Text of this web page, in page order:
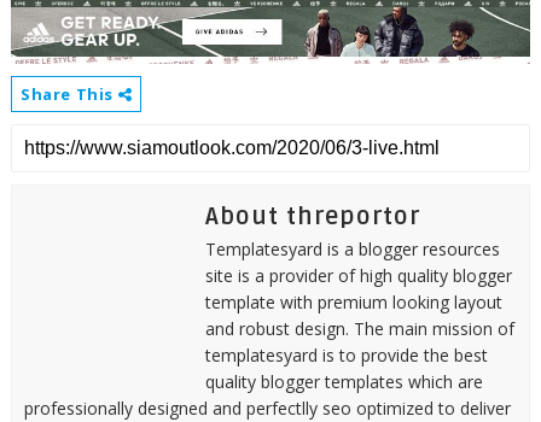
Share This
About threportor
Templatesyard is a blogger resources
site is a provider of high quality blogger
template with premium looking layout
and robust design. The main mission of
templatesyard is to provide the best
quality blogger templates which are
professionally designed and perfectlly seo optimized to deliver